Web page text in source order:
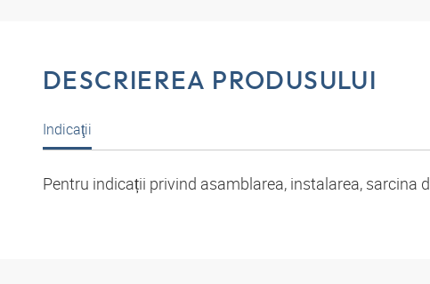
DESCRIEREA PRODUSULUI
Indicaţii
Pentru indicații privind asamblarea, instalarea,